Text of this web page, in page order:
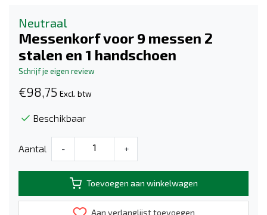
Neutraal
Messenkorf voor 9 messen 2
stalen en 1 handschoen
Schrijf je eigen review
€98,75 Excl. btw
Beschikbaar
Aantal - +
Toevoegen aan winkelwagen
Aan verlanglijst toevoegen